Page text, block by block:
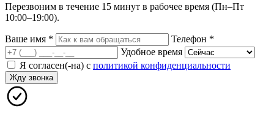
Перезвоним в течение 15 минут в рабочее время (Пн–Пт
10:00–19:00).
Ваше имя * Телефон *
Удобное время
Я согласен(-на) с политикой конфиденциальности
Жду звонка